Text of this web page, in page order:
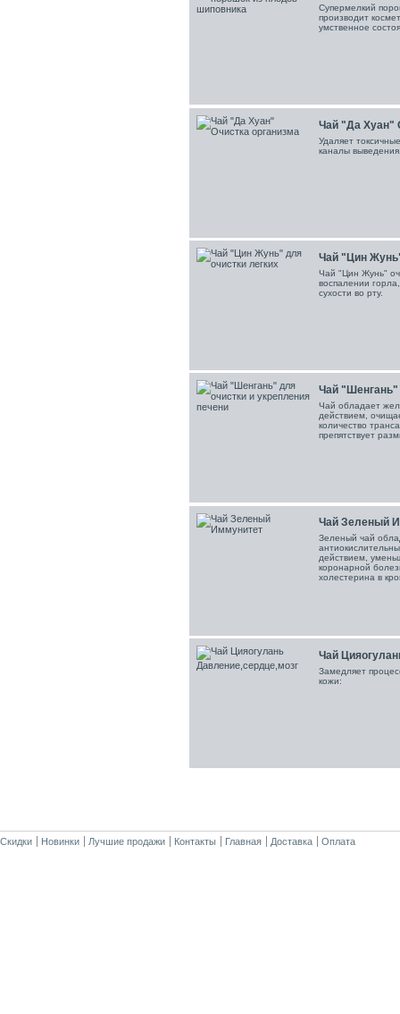
Супермелкий
производит
умственное
Чай "Да Хуан"
Удаляет
каналы
Чай "Цин
Чай "Цин Жунь"
воспалении
сухости во рту.
Чай "Шенгань"
Чай обладает
действием,
количество
препятствует
Чай Зеленый
Зеленый чай
действием,
коронарной
холестерина в
Чай
Замедляет
кожи:
Скидки Новинки Лучшие продажи Контакты Главная Доставка Оплата